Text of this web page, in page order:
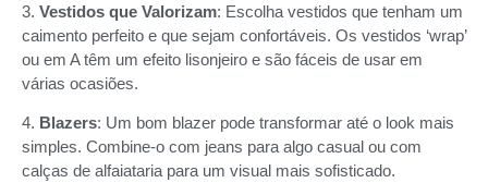
3. Vestidos que Valorizam: Escolha vestidos que tenham um
caimento perfeito e que sejam confortáveis. Os vestidos ‘wrap’
ou em A têm um efeito lisonjeiro e são fáceis de usar em
várias ocasiões.
4. Blazers: Um bom blazer pode transformar até o look mais
simples. Combine-o com jeans para algo casual ou com
calças de alfaiataria para um visual mais sofisticado.